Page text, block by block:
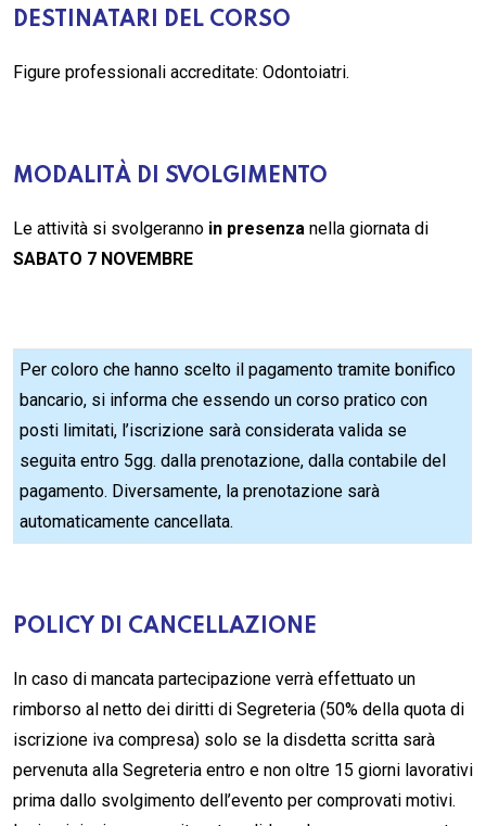
DESTINATARI DEL CORSO
Figure professionali accreditate: Odontoiatri.
MODALITÀ DI SVOLGIMENTO
Le attività si svolgeranno in presenza nella giornata di
SABATO 7 NOVEMBRE
Per coloro che hanno scelto il pagamento tramite bonifico
bancario, si informa che essendo un corso pratico con
posti limitati, l’iscrizione sarà considerata valida se
seguita entro 5gg. dalla prenotazione, dalla contabile del
pagamento. Diversamente, la prenotazione sarà
automaticamente cancellata.
POLICY DI CANCELLAZIONE
In caso di mancata partecipazione verrà effettuato un
rimborso al netto dei diritti di Segreteria (50% della quota di
iscrizione iva compresa) solo se la disdetta scritta sarà
pervenuta alla Segreteria entro e non oltre 15 giorni lavorativi
prima dallo svolgimento dell’evento per comprovati motivi.